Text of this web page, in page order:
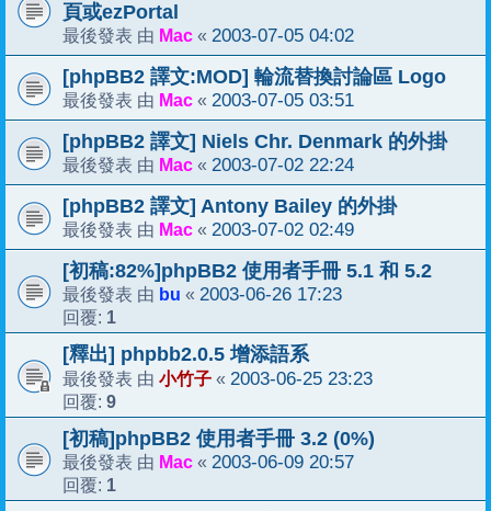
頁或ezPortal
最後發表 由 Mac « 2003-07-05 04:02
[phpBB2 譯文:MOD] 輪流替換討論區 Logo
最後發表 由 Mac « 2003-07-05 03:51
[phpBB2 譯文] Niels Chr. Denmark 的外掛
最後發表 由 Mac « 2003-07-02 22:24
[phpBB2 譯文] Antony Bailey 的外掛
最後發表 由 Mac « 2003-07-02 02:49
[初稿:82%]phpBB2 使用者手冊 5.1 和 5.2
最後發表 由 bu « 2003-06-26 17:23
回覆: 1
[釋出] phpbb2.0.5 增添語系
最後發表 由 小竹子 « 2003-06-25 23:23
回覆: 9
[初稿]phpBB2 使用者手冊 3.2 (0%)
最後發表 由 Mac « 2003-06-09 20:57
回覆: 1